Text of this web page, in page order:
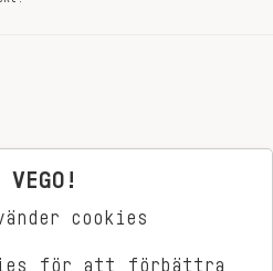
VEGO!
cookies
för att förbättra